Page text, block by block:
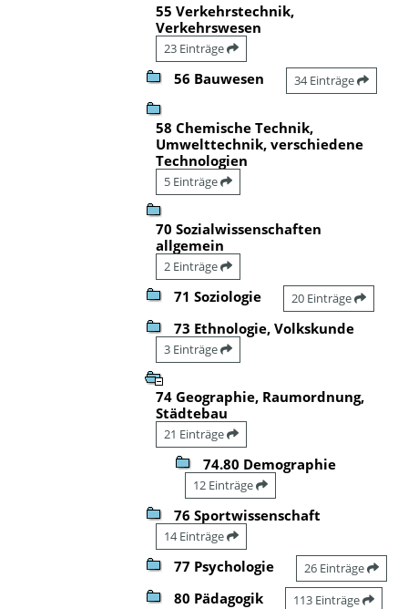
55 Verkehrstechnik,
Verkehrswesen
23 Einträge
56 Bauwesen 34 Einträge
58 Chemische Technik,
Umwelttechnik, verschiedene
Technologien
5 Einträge
70 Sozialwissenschaften
allgemein
2 Einträge
71 Soziologie 20 Einträge
73 Ethnologie, Volkskunde
3 Einträge
74 Geographie, Raumordnung,
Städtebau
21 Einträge
74.80 Demographie
12 Einträge
76 Sportwissenschaft
14 Einträge
77 Psychologie 26 Einträge
80 Pädagogik 113 Einträge